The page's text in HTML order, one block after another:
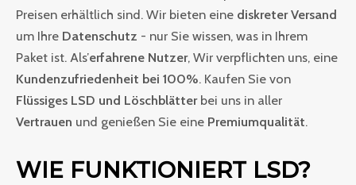
Preisen erhältlich sind. Wir bieten eine diskreter Versand
um Ihre Datenschutz - nur Sie wissen, was in Ihrem
Paket ist. Als’erfahrene Nutzer, Wir verpflichten uns, eine
Kundenzufriedenheit bei 100%. Kaufen Sie von
Flüssiges LSD und Löschblätterbei uns in aller
Vertrauen und genießen Sie eine Premiumqualität.
WIE FUNKTIONIERT LSD?